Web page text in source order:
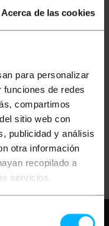
Acerca de las cookies
para personalizar
de redes
compartimos
sitio web con
publicidad y análisis
otra información
recopilado a
servicios.
€
€